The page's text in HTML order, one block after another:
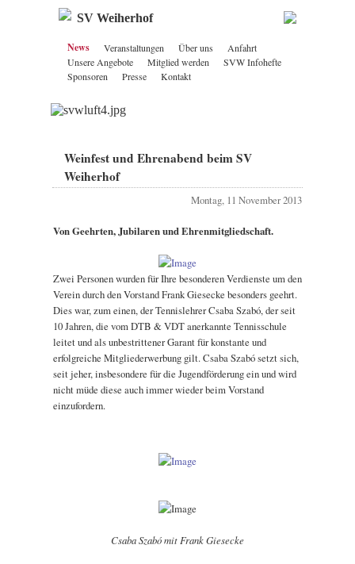
SV Weiherhof
News Veranstaltungen Über uns
Anfahrt
Unsere Angebote
Mitglied werden
SVW Infohefte
Sponsoren
Presse Kontakt
Weinfest und Ehrenabend beim SV
Weiherhof
Montag, 11 November 2013
Von Geehrten, Jubilaren und Ehrenmitgliedschaft.
Zwei Personen wurden für Ihre besonderen Verdienste um den
Verein durch den Vorstand Frank Giesecke besonders geehrt.
Dies war, zum einen, der Tennislehrer Csaba Szabó, der seit
10 Jahren, die vom DTB & VDT anerkannte Tennisschule
leitet und als unbestrittener Garant für konstante und
erfolgreiche Mitgliederwerbung gilt. Csaba Szabó setzt sich,
seit jeher, insbesondere für die Jugendförderung ein und wird
nicht müde diese auch immer wieder beim Vorstand
einzufordern.
Csaba Szabó mit Frank Giesecke